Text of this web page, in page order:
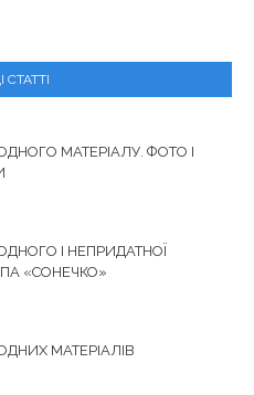
СТАТТІ
МАТЕРІАЛУ. ФОТО І
І НЕПРИДАТНОЇ
«СОНЕЧКО»
МАТЕРІАЛІВ